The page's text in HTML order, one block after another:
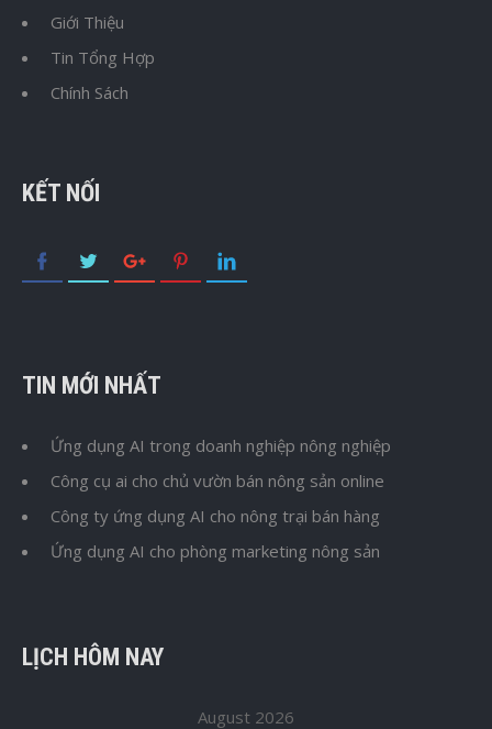
Giới Thiệu
Tin Tổng Hợp
Chính Sách
KẾT NỐI
TIN MỚI NHẤT
Ứng dụng AI trong doanh nghiệp nông nghiệp
Công cụ ai cho chủ vườn bán nông sản online
Công ty ứng dụng AI cho nông trại bán hàng
Ứng dụng AI cho phòng marketing nông sản
LỊCH HÔM NAY
August 2026